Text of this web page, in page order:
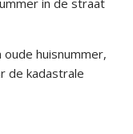
in de straat
huisnummer,
de kadastrale